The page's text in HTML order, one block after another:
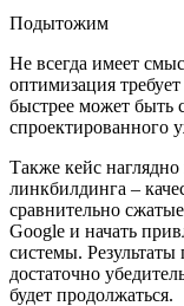
Подытожим
Не всегда имеет
оптимизация
быстрее может быть
спроектированного
Также кейс
линкбилдинга –
сравнительно
Google и начать
системы. Результаты
достаточно
будет продолжаться.